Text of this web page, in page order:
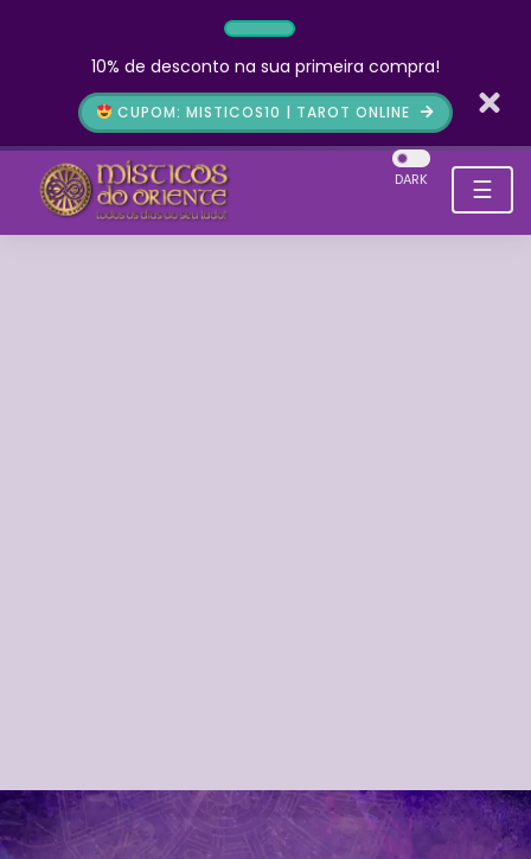
10% de desconto na sua primeira compra!
CUPOM: MISTICOS10 | TAROT ONLINE
☰
DARK